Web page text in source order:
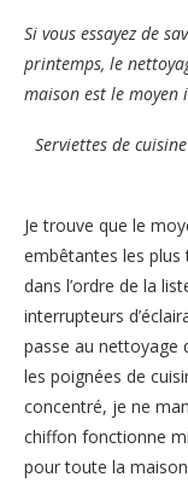
Si vous essayez de
printemps, le
maison est le moyen
Serviettes de
Je trouve que le
embêtantes les plus
dans l’ordre de la
interrupteurs
passe au nettoyage
les poignées de
concentré, je ne
chiffon fonctionne
pour toute la